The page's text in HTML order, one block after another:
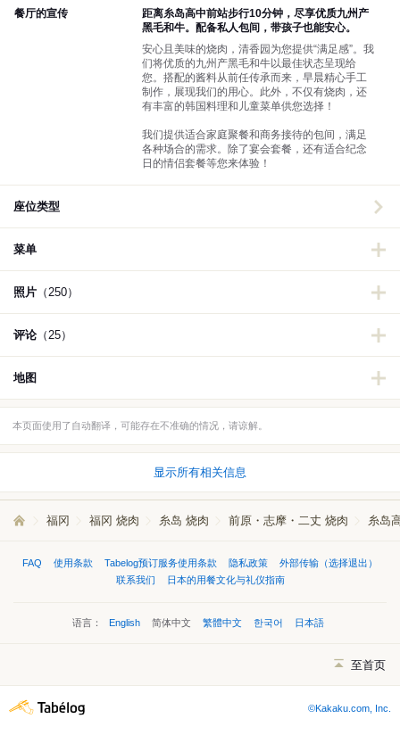
餐厅的宣传
距离糸岛高中前站步行10分钟，尽享优质九州产
黑毛和牛。配备私人包间，带孩子也能安心。
安心且美味的烧肉，清香园为您提供“满足感”。我
们将优质的九州产黑毛和牛以最佳状态呈现给
您。搭配的酱料从前任传承而来，早晨精心手工
制作，展现我们的用心。此外，不仅有烧肉，还
有丰富的韩国料理和儿童菜单供您选择！
我们提供适合家庭聚餐和商务接待的包间，满足
各种场合的需求。除了宴会套餐，还有适合纪念
日的情侣套餐等您来体验！
座位类型
菜单
照片 （250）
评论（25）
地图
本页面使用了自动翻译，可能存在不准确的情况，请谅解。
显示所有相关信息
福冈 福冈 烧肉 糸岛 烧肉 前原・志摩・二丈 烧肉 糸岛
FAQ 使用条款 Tabelog预订服务使用条款 隐私政策
外部传输（选择退出）
联系我们
日本的用餐文化与礼仪指南
语言： English 简体中文 繁體中文 한국어 日本語
至首页
©Kakaku.com, Inc.